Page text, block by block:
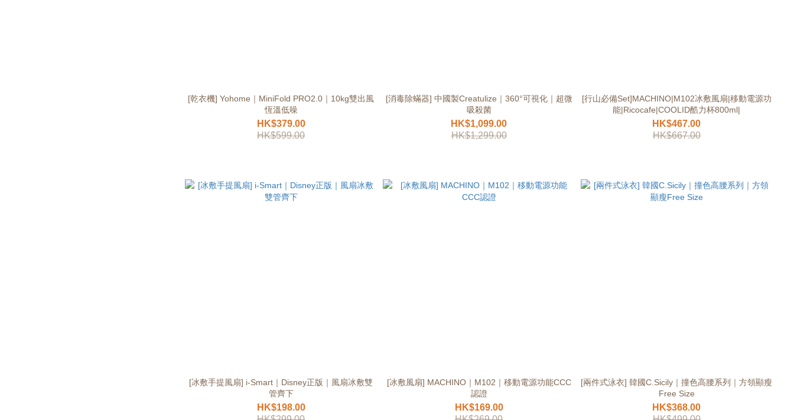
[乾衣機] Yohome｜MiniFold PRO2.0｜10kg雙出風
恆溫低噪
HK$379.00
HK$599.00
[消毒除蟎器] 中國製Creatulize｜360°可視化｜超微
吸殺菌
HK$1,099.00
HK$1,299.00
[行山必備Set]MACHINO|M102冰敷風扇|移動電源功
能|Ricocafe|COOLID酷力杯800ml|
HK$467.00
HK$667.00
[冰敷手提風扇] i-Smart｜Disney正版｜風扇冰敷雙
管齊下
HK$198.00
[冰敷風扇] MACHINO｜M102｜移動電源功能CCC
認證
HK$169.00
[兩件式泳衣] 韓國C.Sicily｜撞色高腰系列｜方領顯瘦
Free Size
HK$368.00